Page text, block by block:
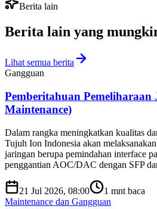
Berita lain
Berita lain yang
Lihat semua berita
Gangguan
Pemberitahuan Pemeliharaan
Maintenance)
Dalam rangka meningkatkan kualitas
Tujuh Ion Indonesia akan
jaringan berupa pemindahan interface
penggantian AOC/DAC dengan SFP
21 Jul 2026, 08:00 1 mnt baca
Maintenance dan Gangguan